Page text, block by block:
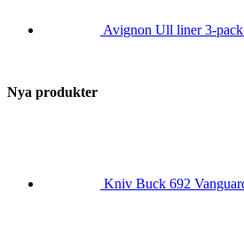
Avignon Ull liner 3-pack
Nya produkter
Kniv Buck 692